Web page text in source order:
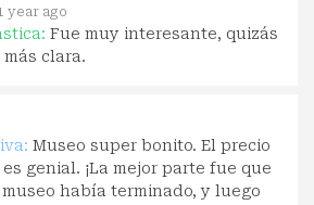
year ago
Fue muy interesante, quizás
clara.
Museo super bonito. El precio
genial. ¡La mejor parte fue que
había terminado, y luego